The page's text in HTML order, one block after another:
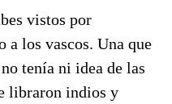
vistos por
los vascos. Una que
no tenía ni idea de las
libraron indios y